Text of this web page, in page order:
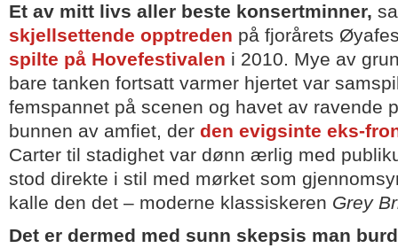
Et av mitt livs aller beste konsertminner,
skjellsettende opptreden på fjorårets
spilte på Hovefestivalen i 2010. Mye av
bare tanken fortsatt varmer hjertet var
femspannet på scenen og havet av ravende
bunnen av amfiet, der den evigsinte eks-
Carter til stadighet var dønn ærlig med
stod direkte i stil med mørket som
kalle den det – moderne klassiskeren Grey
Det er dermed med sunn skepsis man